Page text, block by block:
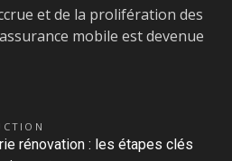
et de la prolifération des
mobile est devenue
rénovation : les étapes clés